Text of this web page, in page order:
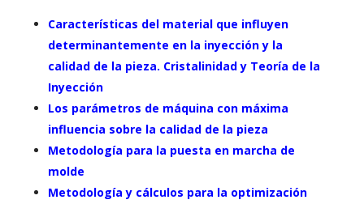
Características del material que influyen
determinantemente en la inyección y la
calidad de la pieza. Cristalinidad y Teoría de la
Inyección
Los parámetros de máquina con máxima
influencia sobre la calidad de la pieza
Metodología para la puesta en marcha de
molde
Metodología y cálculos para la optimización